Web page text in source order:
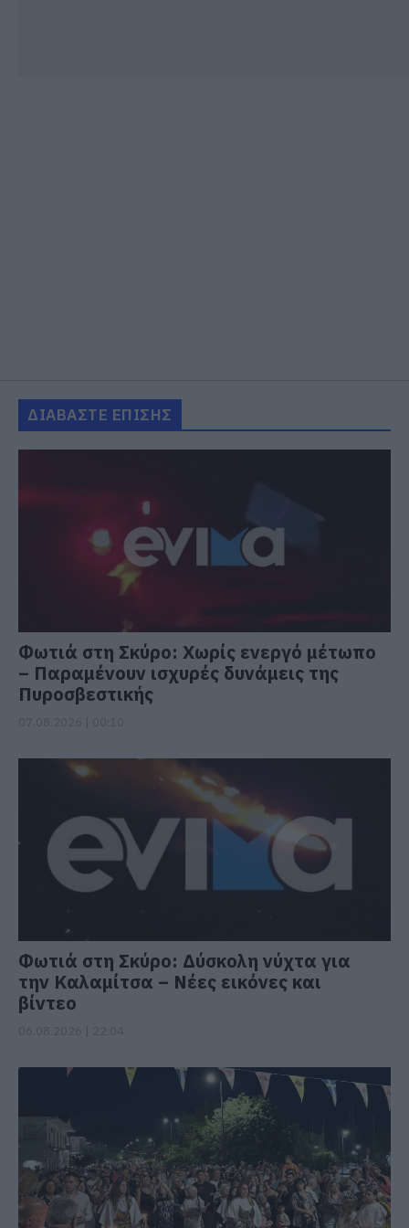
ΔΙΑΒΑΣΤΕ ΕΠΙΣΗΣ
Φωτιά στη Σκύρο: Χωρίς ενεργό μέτωπο
– Παραμένουν ισχυρές δυνάμεις της
Πυροσβεστικής
Φωτιά στη Σκύρο: Δύσκολη νύχτα για
την Καλαμίτσα – Νέες εικόνες και
βίντεο